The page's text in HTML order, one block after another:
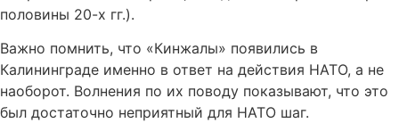
половины 20-х гг.).
Важно помнить, что «Кинжалы» появились в
Калининграде именно в ответ на действия НАТО, а не
наоборот. Волнения по их поводу показывают, что это
был достаточно неприятный для НАТО шаг.